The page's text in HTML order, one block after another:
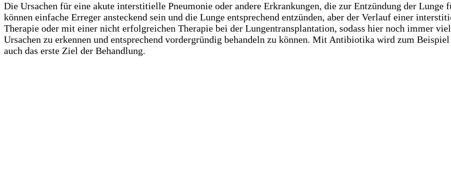
Die Ursachen für eine akute interstitielle Pneumonie oder andere Erkrankungen, die zur Entzündung der
können einfache Erreger ansteckend sein und die Lunge entsprechend entzünden, aber der Verlauf einer
Therapie oder mit einer nicht erfolgreichen Therapie bei der Lungentransplantation, sodass hier noch immer
Ursachen zu erkennen und entsprechend vordergründig behandeln zu können. Mit Antibiotika wird zum
auch das erste Ziel der Behandlung.